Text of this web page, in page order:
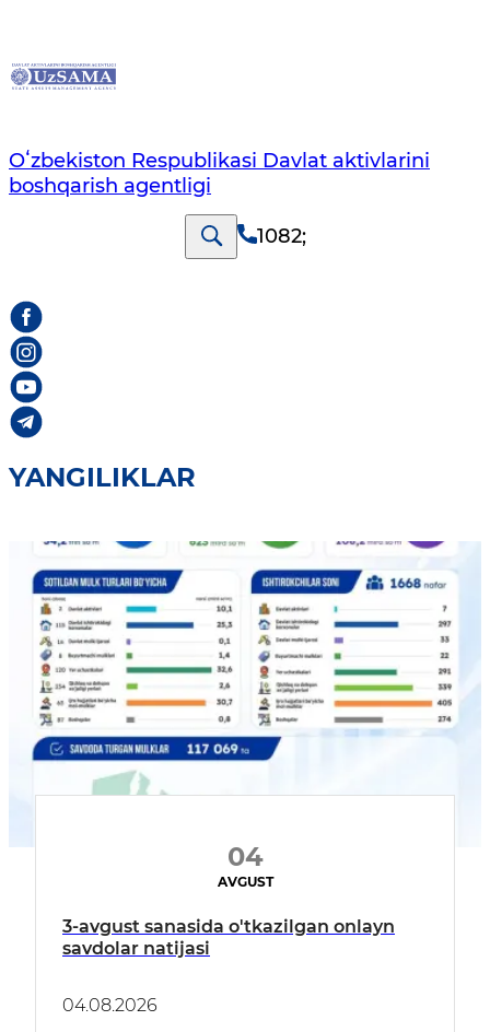
Oʻzbekiston Respublikasi Davlat aktivlarini
boshqarish agentligi
1082;
YANGILIKLAR
04
AVGUST
3-avgust sanasida o'tkazilgan onlayn
savdolar natijasi
04.08.2026